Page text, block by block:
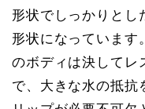
形状でしっかりとし
形状になっています
のボディは決してレ
で、大きな水の抵抗